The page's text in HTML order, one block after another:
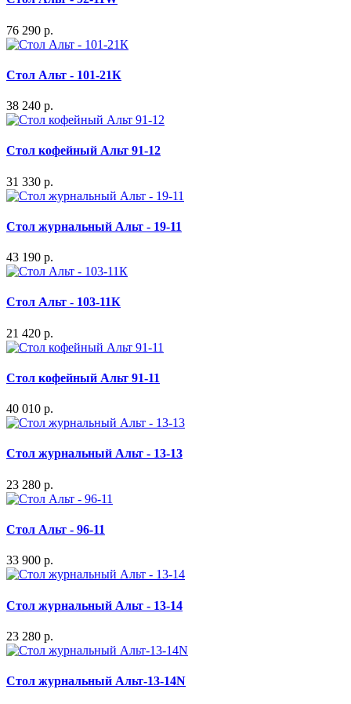
76 290 р.
Стол Альт - 101-21К
38 240 р.
Стол кофейный Альт 91-12
31 330 р.
Стол журнальный Альт - 19-11
43 190 р.
Стол Альт - 103-11К
21 420 р.
Стол кофейный Альт 91-11
40 010 р.
Стол журнальный Альт - 13-13
23 280 р.
Стол Альт - 96-11
33 900 р.
Стол журнальный Альт - 13-14
23 280 р.
Стол журнальный Альт-13-14N